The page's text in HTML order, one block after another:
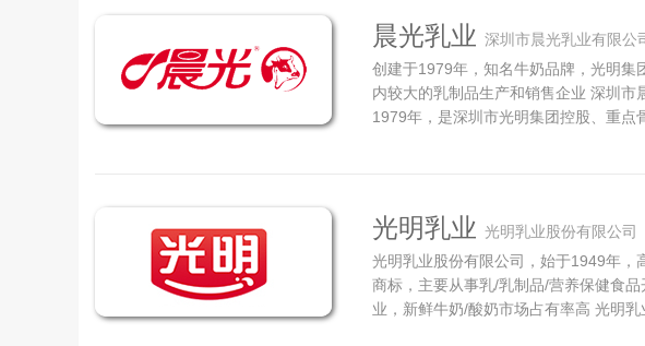
晨光乳业 深圳市晨光乳业有限公
创建于1979年，知名牛奶品牌，光明集
内较大的乳制品生产和销售企业 深圳市
1979年，是深圳市光明集团控股、重点
光明乳业 光明乳业股份有限公司
光明乳业股份有限公司，始于1949年，
商标，主要从事乳/乳制品/营养保健食
业，新鲜牛奶/酸奶市场占有率高 光明乳